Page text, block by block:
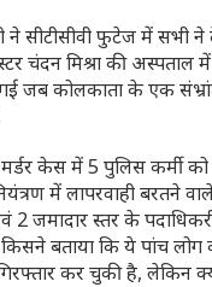
सीटीसीवी फुटेज में सभी ने
चंदन मिश्रा की अस्पताल
जब कोलकाता के एक
केस में 5 पुलिस कर्मी
में लापरवाही बरतने
2 जमादार स्तर के
बताया कि ये पांच
कर चुकी है,